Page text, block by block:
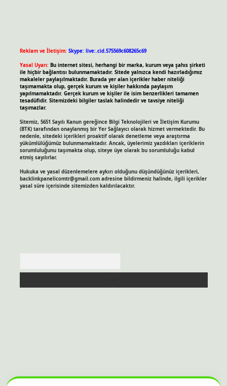
Reklam ve İletişim: Skype: live:.cid.575569c608265c69
Yasal Uyarı: Bu internet sitesi, herhangi bir marka, kurum veya şahıs şirketi
ile hiçbir bağlantısı bulunmamaktadır. Sitede yalnızca kendi hazırladığımız
makaleler paylaşılmaktadır. Burada yer alan içerikler haber niteliği
taşımamakta olup, gerçek kurum ve kişiler hakkında paylaşım
yapılmamaktadır. Gerçek kurum ve kişiler ile isim benzerlikleri tamamen
tesadüfidir. Sitemizdeki bilgiler taslak halindedir ve tavsiye niteliği
taşımazlar.
Sitemiz, 5651 Sayılı Kanun gereğince Bilgi Teknolojileri ve İletişim Kurumu
(BTK) tarafından onaylanmış bir Yer Sağlayıcı olarak hizmet vermektedir. Bu
nedenle, sitedeki içerikleri proaktif olarak denetleme veya araştırma
yükümlülüğümüz bulunmamaktadır. Ancak, üyelerimiz yazdıkları içeriklerin
sorumluluğunu taşımakta olup, siteye üye olarak bu sorumluluğu kabul
etmiş sayılırlar.
Hukuka ve yasal düzenlemelere aykırı olduğunu düşündüğünüz içerikleri,
backlinkpanelicomtr@gmail.comadresine bildirmeniz halinde, ilgili içerikler
yasal süre içerisinde sitemizden kaldırılacaktır.